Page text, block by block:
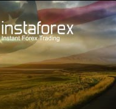
Открыть торговый счёт